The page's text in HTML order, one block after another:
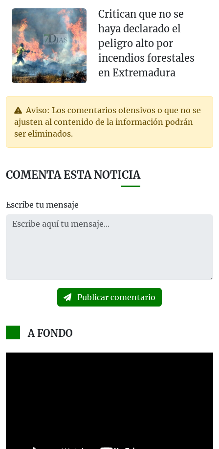
Critican que no se
haya declarado el
peligro alto por
incendios forestales
en Extremadura
Aviso: Los comentarios ofensivos o que no se
ajusten al contenido de la información podrán
ser eliminados.
COMENTA ESTA NOTICIA
Escribe tu mensaje
Publicar comentario
A FONDO